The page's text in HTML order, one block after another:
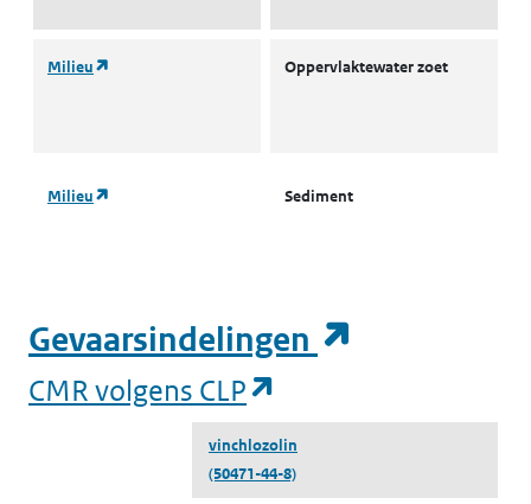
Milieu (opent in een nieuw tabblad)Oppervlaktewater zoet
Milieu (opent in een nieuw tabblad)Sediment
Gevaarsindelingen
CMR volgens CLP
vinchlozolin
(50471-44-8)